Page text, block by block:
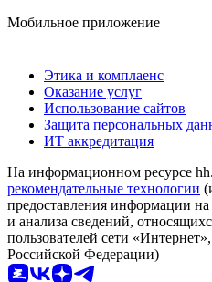
Мобильное приложение
Этика и комплаенс
Оказание услуг
Использование сайтов
Защита персональных
ИТ аккредитация
На информационном ресурсе
рекомендательные технологии
предоставления информации на
и анализа сведений,
пользователей сети
Российской Федерации)